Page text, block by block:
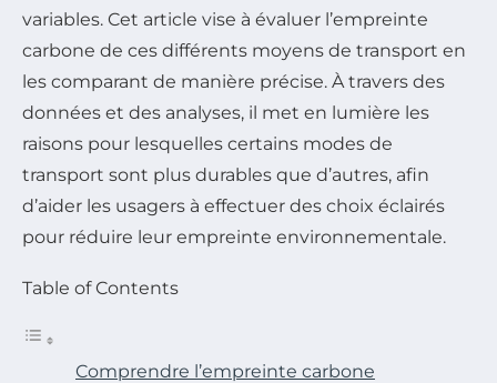
variables. Cet article vise à évaluer l’empreinte
carbone de ces différents moyens de transport en
les comparant de manière précise. À travers des
données et des analyses, il met en lumière les
raisons pour lesquelles certains modes de
transport sont plus durables que d’autres, afin
d’aider les usagers à effectuer des choix éclairés
pour réduire leur empreinte environnementale.
Table of Contents
Comprendre l’empreinte carbone